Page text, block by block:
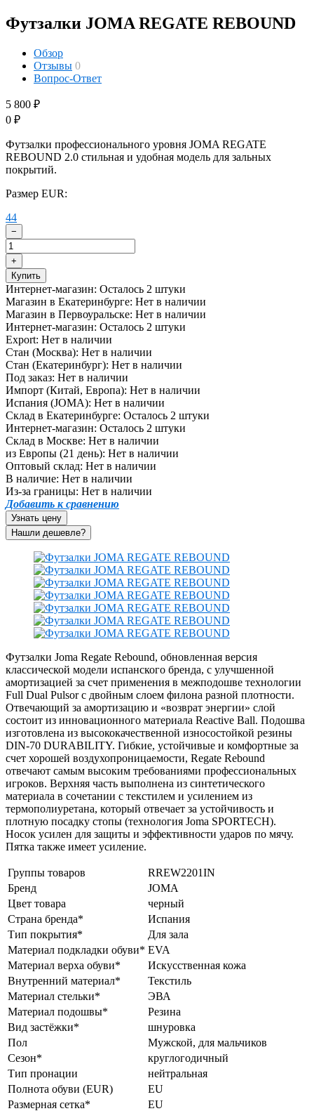
Футзалки JOMA REGATE REBOUND
Обзор
Отзывы 0
Вопрос-Ответ
5 800 ₽
0 ₽
​Футзалки профессионального уровня JOMA REGATE
REBOUND 2.0 стильная и удобная модель для зальных
покрытий.
Размер EUR:
44
−
+
Купить
Интернет-магазин: Осталось 2 штуки
Магазин в Екатеринбурге: Нет в наличии
Магазин в Первоуральске: Нет в наличии
Интернет-магазин: Осталось 2 штуки
Export: Нет в наличии
Стан (Москва): Нет в наличии
Стан (Екатеринбург): Нет в наличии
Под заказ: Нет в наличии
Импорт (Китай, Европа): Нет в наличии
Испания (JOMA): Нет в наличии
Склад в Екатеринбурге: Осталось 2 штуки
Интернет-магазин: Осталось 2 штуки
Склад в Москве: Нет в наличии
из Европы (21 день): Нет в наличии
Оптовый склад: Нет в наличии
В наличие: Нет в наличии
Из-за границы: Нет в наличии
Добавить к сравнению
Узнать цену
Футзалки Joma Regate Rebound, обновленная версия
классической модели испанского бренда, с улучшенной
амортизацией за счет применения в межподошве технологии
Full Dual Pulsor с двойным слоем филона разной плотности.
Отвечающий за амортизацию и «возврат энергии» слой
состоит из инновационного материала Reactive Ball. Подошва
изготовлена из высококачественной износостойкой резины
DIN-70 DURABILITY. Гибкие, устойчивые и комфортные за
счет хорошей воздухопроницаемости, Regate Rebound
отвечают самым высоким требованиями профессиональных
игроков. Верхняя часть выполнена из синтетического
материала в сочетании с текстилем и усилением из
термополиуретана, который отвечает за устойчивость и
плотную посадку стопы (технология Joma SPORTECH).
Носок усилен для защиты и эффективности ударов по мячу.
Пятка также имеет усиление.
Группы товаров
RREW2201IN
Бренд
JOMA
Цвет товара
черный
Страна бренда*
Испания
Тип покрытия*
Для зала
Материал подкладки обуви* EVA
Материал верха обуви*
Искусственная кожа
Внутренний материал*
Текстиль
Материал стельки*
ЭВА
Материал подошвы*
Резина
Вид застёжки*
шнуровка
Пол
Мужской, для мальчиков
Сезон*
круглогодичный
Тип пронации
нейтральная
Полнота обуви (EUR)
EU
Размерная сетка*
EU